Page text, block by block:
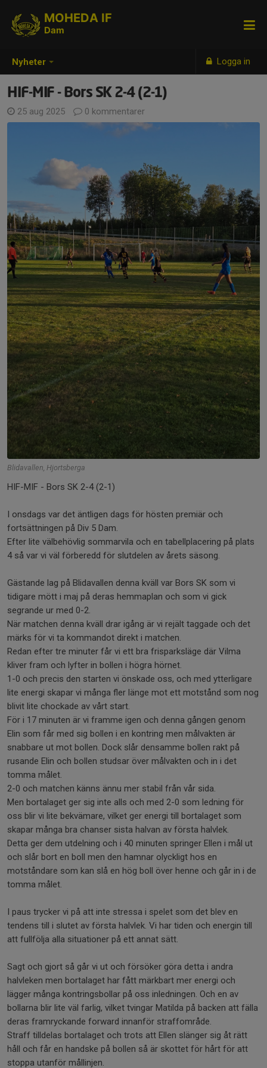
Nyheter Logga in
MOHEDA IF
Dam
HIF-MIF - Bors SK 2-4 (2-1)
25 aug 2025 0 kommentarer
Blidavallen, Hjortsberga
HIF-MIF - Bors SK 2-4 (2-1)
I onsdags var det äntligen dags för hösten premiär och
fortsättningen på Div 5 Dam.
Efter lite välbehövlig sommarvila och en tabellplacering på plats
4 så var vi väl förberedd för slutdelen av årets säsong.
Gästande lag på Blidavallen denna kväll var Bors SK som vi
tidigare mött i maj på deras hemmaplan och som vi gick
segrande ur med 0-2.
När matchen denna kväll drar igång är vi rejält taggade och det
märks för vi ta kommandot direkt i matchen.
Redan efter tre minuter får vi ett bra frisparksläge där Vilma
kliver fram och lyfter in bollen i högra hörnet.
1-0 och precis den starten vi önskade oss, och med ytterligare
lite energi skapar vi många fler länge mot ett motstånd som nog
blivit lite chockade av vårt start.
För i 17 minuten är vi framme igen och denna gången genom
Elin som får med sig bollen i en kontring men målvakten är
snabbare ut mot bollen. Dock slår densamme bollen rakt på
rusande Elin och bollen studsar över målvakten och in i det
tomma målet.
2-0 och matchen känns ännu mer stabil från vår sida.
Men bortalaget ger sig inte alls och med 2-0 som ledning för
oss blir vi lite bekvämare, vilket ger energi till bortalaget som
skapar många bra chanser sista halvan av första halvlek.
Detta ger dem utdelning och i 40 minuten springer Ellen i mål ut
och slår bort en boll men den hamnar olyckligt hos en
motståndare som kan slå en hög boll över henne och går in i de
tomma målet.
I paus trycker vi på att inte stressa i spelet som det blev en
tendens till i slutet av första halvlek. Vi har tiden och energin till
att fullfölja alla situationer på ett annat sätt.
Sagt och gjort så går vi ut och försöker göra detta i andra
halvleken men bortalaget har fått märkbart mer energi och
lägger många kontringsbollar på oss inledningen. Och en av
bollarna blir lite väl farlig, vilket tvingar Matilda på backen att fälla
deras framryckande forward innanför straffområde.
Straff tilldelas bortalaget och trots att Ellen slänger sig åt rätt
håll och får en handske på bollen så är skottet för hårt för att
stoppa utanför mållinjen.